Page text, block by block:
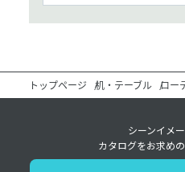
トップページ 机・テーブル ロー
シーンイメ
カタログをお求め